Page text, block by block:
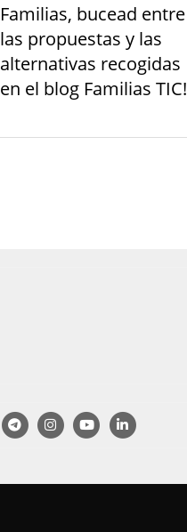
Familias, bucead entre
las propuestas y las
alternativas recogidas
en el blog Familias TIC!